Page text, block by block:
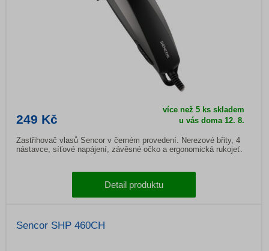
249 Kč
více než 5 ks skladem
u vás doma12. 8.
Zastřihovač vlasů Sencor v černém provedení. Nerezové břity, 4
nástavce, síťové napájení, závěsné očko a ergonomická rukojeť.
Detail produktu
Sencor SHP 460CH